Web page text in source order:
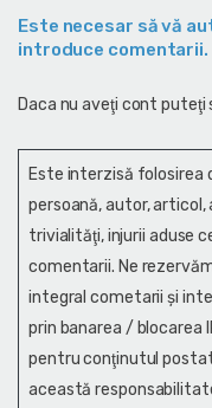
Este necesar să vă
introduce comentarii.
Daca nu aveţi cont puteţi
Este interzisă folosirea
persoană, autor, articol,
trivialităţi, injurii aduse
comentarii. Ne
integral cometarii și
prin banarea / blocarea
pentru conţinutul
această